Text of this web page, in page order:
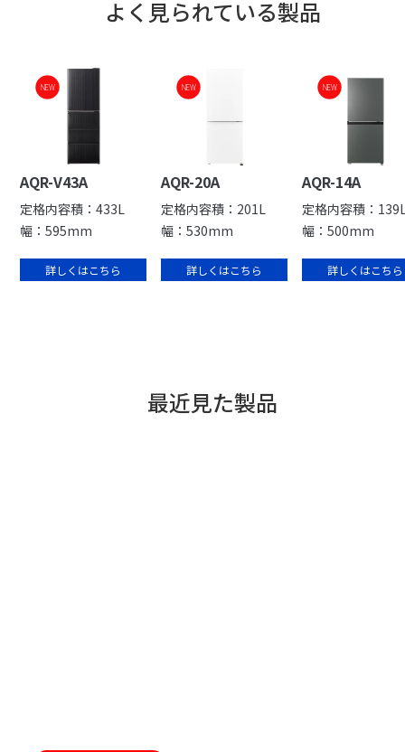
よく見られている製品
NEW
AQR-V43A
定格内容積：433L
幅：595mm
詳しくはこちら
NEW
AQR-20A
定格内容積：201L
幅：530mm
詳しくはこちら
NEW
AQR-14A
定格内容積：
幅：500mm
詳しくはこちら
最近見た製品